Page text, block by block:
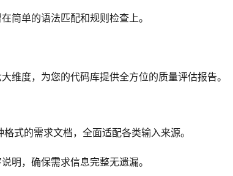
简单的语法匹配和规则检查上。
维度，为您的代码库提供全方位的质量评估报告。
式的需求文档，全面适配各类输入来源。
明，确保需求信息完整无遗漏。